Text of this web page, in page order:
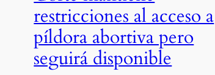
restricciones al acceso a
píldora abortiva pero
seguirá disponible